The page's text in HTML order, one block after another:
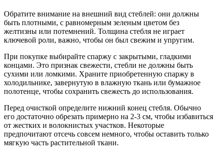
Обратите внимание на внешний вид стеблей: они должны
быть плотными, с равномерным зеленым цветом без
желтизны или потемнений. Толщина стебля не играет
ключевой роли, важно, чтобы он был свежим и упругим.
При покупке выбирайте спаржу с закрытыми, гладкими
концами. Это признак свежести, стебли не должны быть
сухими или ломкими. Храните приобретенную спаржу в
холодильнике, завернутую в влажную ткань или бумажное
полотенце, чтобы сохранить свежесть до использования.
Перед очисткой определите нижний конец стебля. Обычно
его достаточно обрезать примерно на 2-3 см, чтобы избавиться
от жестких и волокнистых участков. Некоторые
предпочитают отсечь совсем немного, чтобы оставить только
мягкую часть растительной ткани.